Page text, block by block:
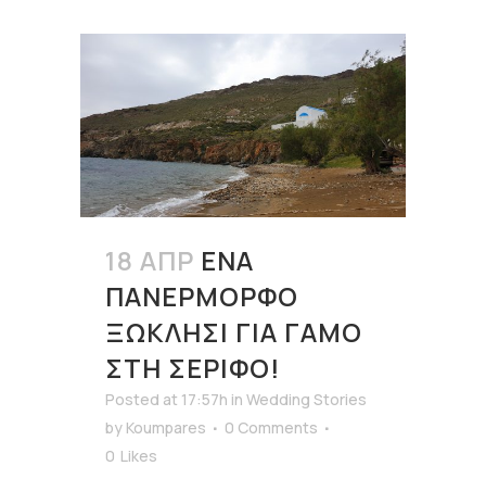
18 ΑΠΡ ΈΝΑ
ΠΑΝΈΡΜΟΡΦΟ
ΞΩΚΛΉΣΙ ΓΙΑ ΓΆΜΟ
ΣΤΗ ΣΈΡΙΦΟ!
Posted at 17:57h in Wedding Stories
by Koumpares
0 Comments
0 Likes